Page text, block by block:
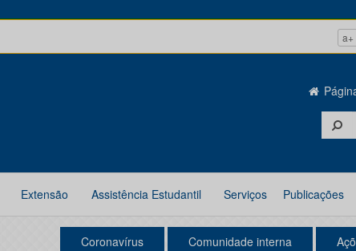
a+
Extensão Assistência Estudantil Serviços Publicações
Coronavírus Comunidade interna